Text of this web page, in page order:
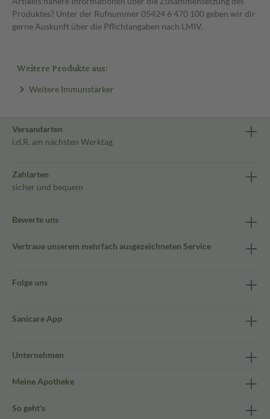
Produktes? Unter der Rufnummer 05424 6 470 100 geben wir dir
gerne Auskunft über die Pflichtangaben nach LMIV.
Weitere Produkte aus:
Weitere Immunstärker
Versandarten
i.d.R. am nächsten Werktag
Zahlarten
sicher und bequem
Bewerte uns
Vertraue unserem mehrfach ausgezeichneten Service
Folge uns
Sanicare App
Unternehmen
Meine Apotheke
So geht's